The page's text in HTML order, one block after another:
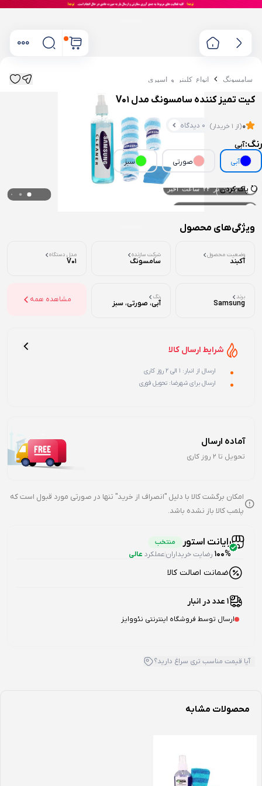
۰ خریدار در ۱ ماه اخیر
سامسونگ انواع کلینر و اسپری
کیت تمیز کننده سامسونگ مدل V01
0(از 1 خریدار) 0 دیدگاه
رنگ:آبی
آبی صورتی سبز
پاک کردن
ویژگی‌های محصول
وضعیت محصول
آکبند
شرکت سازنده
سامسونگ
مدل دستگاه
V01
برند
Samsung
رنگ
آبی، صورتی، سبز مشاهده همه
شرایط ارسال کالا
ارسال از انبار: 1 الی 2 روز کاری
ارسال برای شهرضا: تحویل فوری
آماده ارسال
تحویل تا 2 روز کاری
امکان برگشت کالا با دلیل "انصراف از خرید" تنها در صورتی مورد قبول است که
پلمب کالا باز نشده باشد.
رایانت استور منتخب
100% رضایت خریدارانعملکرد عالی
ضمانت اصالت کالا
1 عدد در انبار
ارسال توسط فروشگاه اینترنتی نئووایز
آیا قیمت مناسب تری سراغ دارید؟
محصولات مشابه